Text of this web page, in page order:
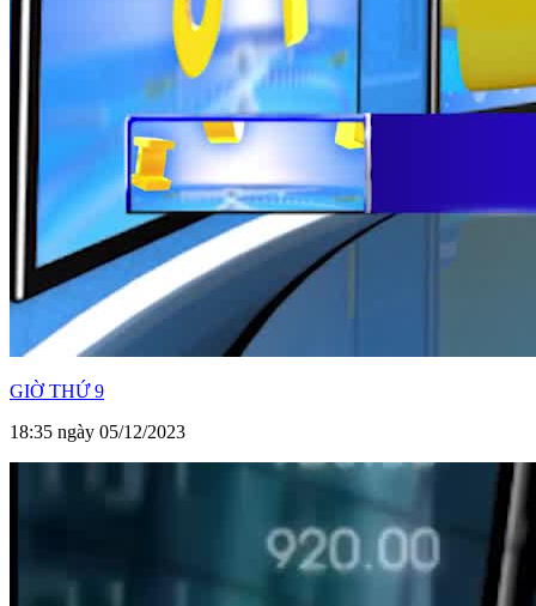
GIỜ THỨ 9
18:35 ngày 05/12/2023